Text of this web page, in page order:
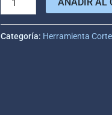
Categoría: Herramienta Corte